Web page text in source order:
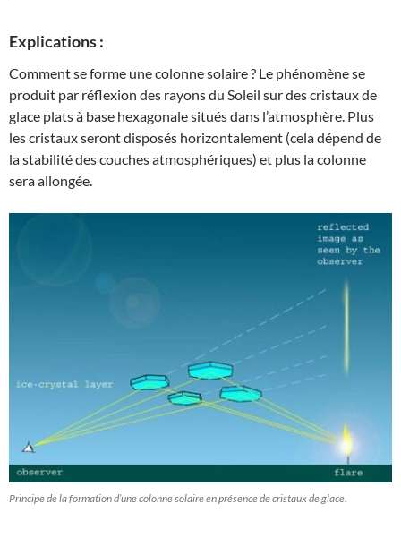
Explications :
Comment se forme une colonne solaire ? Le phénomène se
produit par réflexion des rayons du Soleil sur des cristaux de
glace plats à base hexagonale situés dans l’atmosphère. Plus
les cristaux seront disposés horizontalement (cela dépend de
la stabilité des couches atmosphériques) et plus la colonne
sera allongée.
Principe de la formation d’une colonne solaire en présence de cristaux de glace.